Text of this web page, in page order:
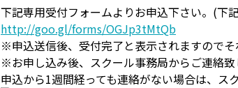
下記専用受付フォームよりお申込下さい。(下
http://goo.gl/forms/OGJp3tMtQb
※申込送信後、受付完了と表示されますのでそ
※お申し込み後、スクール事務局からご連絡致
申込から1週間経っても連絡がない場合は、ス